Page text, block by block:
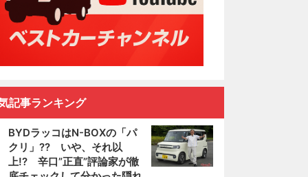
記事ランキング
BYDラッコはN-BOXの「パ
クリ」?? いや、それ以
上!? 辛口”正直”評論家が徹